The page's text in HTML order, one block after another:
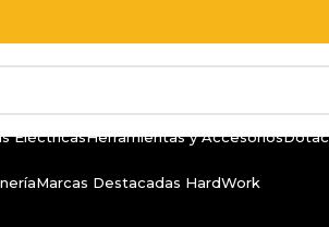
EléctricasHerramientas y Accesorios
Marcas Destacadas HardWork